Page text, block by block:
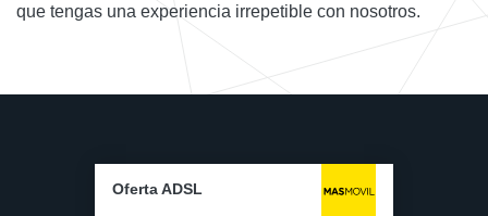
que tengas una experiencia irrepetible con nosotros.
Oferta ADSL